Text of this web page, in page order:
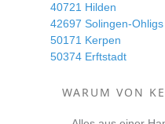
40721 Hilden
42697 Solingen-Ohligs
50171 Kerpen
50374 Erftstadt
WARUM VON